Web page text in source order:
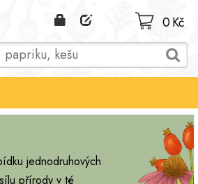
0 Kč
jednodruhových
přírody v té